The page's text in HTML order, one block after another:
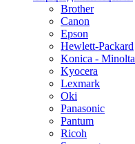
Brother
Canon
Epson
Hewlett-Packard
Konica - Minolta
Kyocera
Lexmark
Oki
Panasonic
Pantum
Ricoh